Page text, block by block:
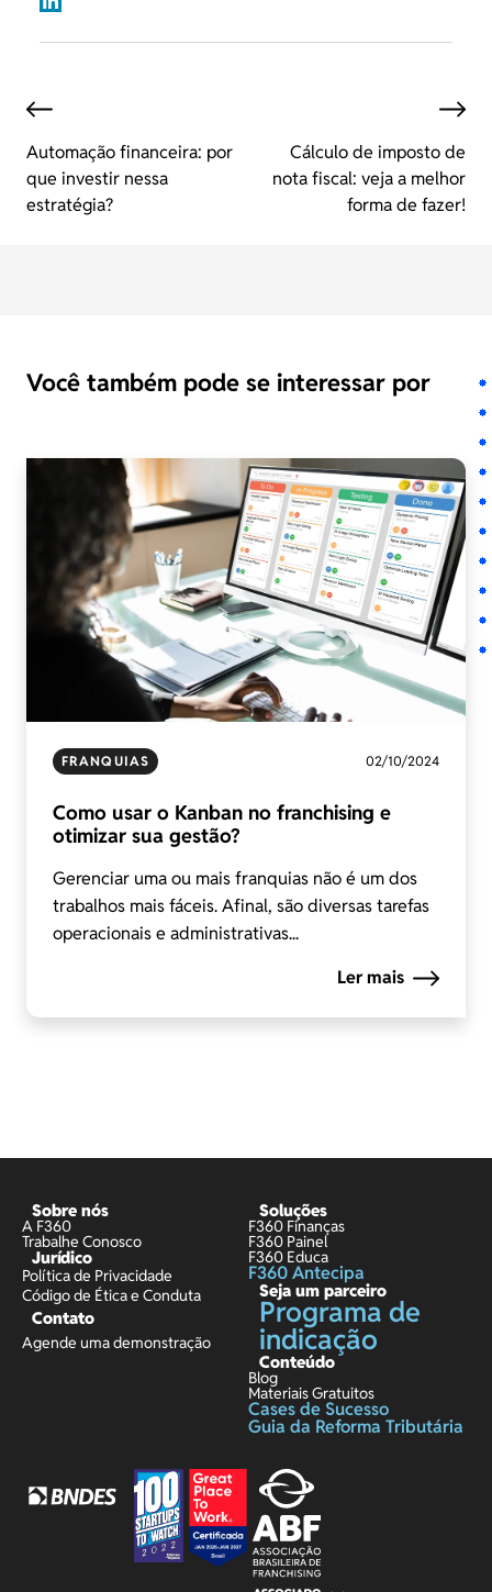
Automação financeira: por
que investir nessa
estratégia?
Cálculo de imposto de
nota fiscal: veja a melhor
forma de fazer!
Você também pode se interessar por
FRANQUIAS 02/10/2024
Como usar o Kanban no franchising e
otimizar sua gestão?
Gerenciar uma ou mais franquias não é um dos
trabalhos mais fáceis. Afinal, são diversas tarefas
operacionais e administrativas...
Ler mais
Sobre nós
A F360
Trabalhe Conosco
Jurídico
Política de Privacidade
Código de Ética e Conduta
Contato
Agende uma demonstração
Soluções
F360 Finanças
F360 Painel
F360 Educa
F360 Antecipa
Seja um parceiro
Programa de
indicação
Conteúdo
Blog
Materiais Gratuitos
Cases de Sucesso
Guia da Reforma Tributária